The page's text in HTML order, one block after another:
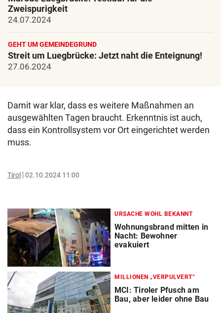
Zweispurigkeit
24.07.2024
GEHT UM GEMEINDEGRUND
Streit um Luegbrücke: Jetzt naht die Enteignung!
27.06.2024
Damit war klar, dass es weitere Maßnahmen an
ausgewählten Tagen braucht. Erkenntnis ist auch,
dass ein Kontrollsystem vor Ort eingerichtet werden
muss.
Tirol 02.10.2024 11:00
URSACHE WOHL BEKANNT
Wohnungsbrand mitten in
Nacht: Bewohner
evakuiert
MILLIONEN „VERPULVERT“
MCI: Tiroler Pfusch am
Bau, aber leider ohne Bau